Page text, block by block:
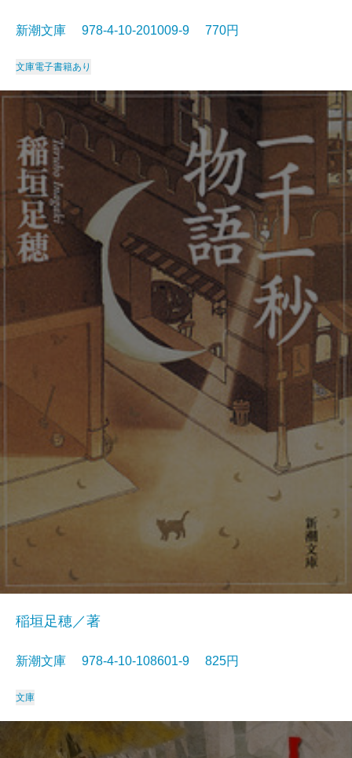
新潮文庫 978-4-10-201009-9 770円
文庫電子書籍あり
稲垣足穂／著
新潮文庫 978-4-10-108601-9 825円
文庫